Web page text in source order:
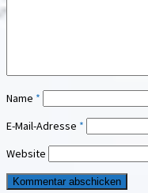
Name *
E-Mail-Adresse *
Website